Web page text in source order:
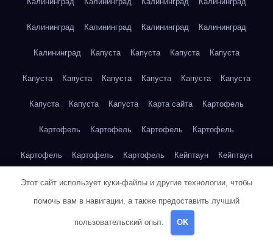
Калининград Калининград Калининград Калининград
Калининград Капуста Капуста Капуста Капуста
Капуста Капуста Капуста Капуста Капуста Капуста
Капуста Капуста Капуста Карта сайта Картофель
Картофель Картофель Картофель Картофель
Картофель Картофель Картофель Кейптаун Кейптаун
Кейптаун Кейптаун Кейптаун Кейптаун Кейптаун
Кейптаун Кейптаун Кейптаун Кейптаун Кейптаун
Кейптаун
Этот сайт использует куки-файлы и другие технологии, чтобы
помочь вам в навигации, а также предоставить лучший
пользовательский опыт. OK